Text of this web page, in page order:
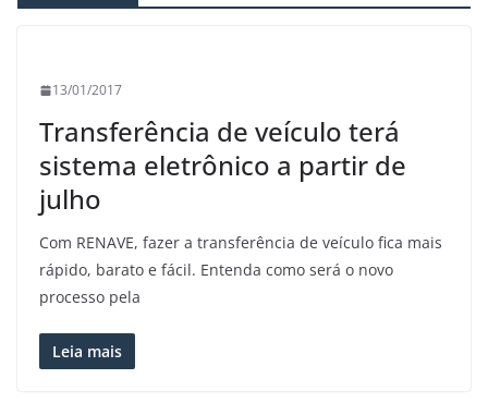
13/01/2017
Transferência de veículo terá
sistema eletrônico a partir de
julho
Com RENAVE, fazer a transferência de veículo fica mais
rápido, barato e fácil. Entenda como será o novo
processo pela
Leia mais